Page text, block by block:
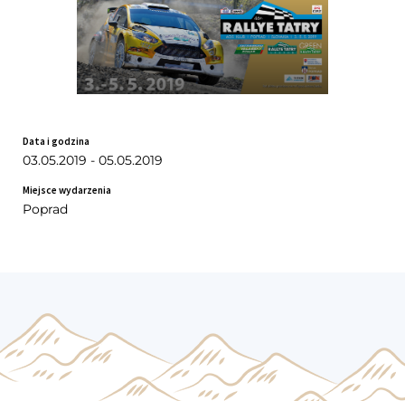
Data i godzina
03.05.2019 - 05.05.2019
Miejsce wydarzenia
Poprad